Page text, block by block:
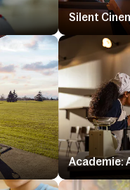
Silent
Academie: